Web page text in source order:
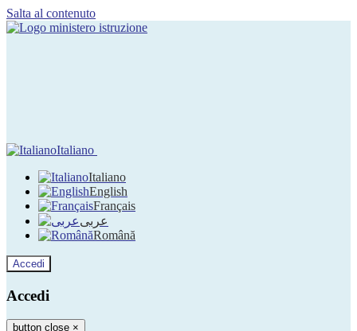
Salta al contenuto
Italiano
Italiano
English
Français
عربى
Română
Accedi
Accedi
button close ×